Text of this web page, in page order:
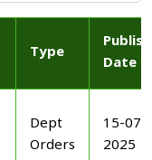
Type
Date
Dept
Orders
15-07-
2025